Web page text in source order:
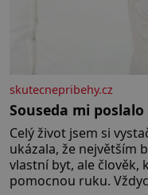
skutecnepribehy.cz
Souseda mi
Celý život jsem si
ukázala, že největším
vlastní byt, ale člověk,
pomocnou ruku.